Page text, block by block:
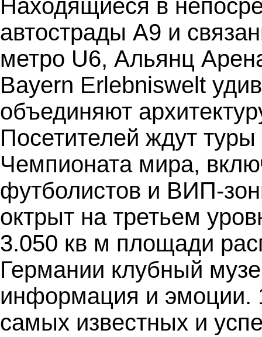
Находящиеся в
автострады А9 и
метро U6, Альянц
Bayern Erlebniswelt
объединяют
Посетителей ждут
Чемпионата мира,
футболистов и ВИП-
октрыт на третьем
3.050 кв м площади
Германии клубный
информация и эмоции.
самых известных и